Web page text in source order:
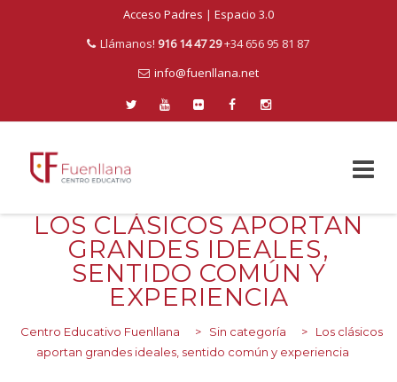
Acceso Padres | Espacio 3.0
Llámanos! 916 14 47 29+34 656 95 81 87
info@fuenllana.net
SkipLOS CLÁSICOS APORTAN
GRANDES IDEALES,
SENTIDO COMÚN Y
EXPERIENCIA
Centro Educativo Fuenllana > Sin categoría >
Los clásicos
aportan grandes ideales, sentido común y experiencia